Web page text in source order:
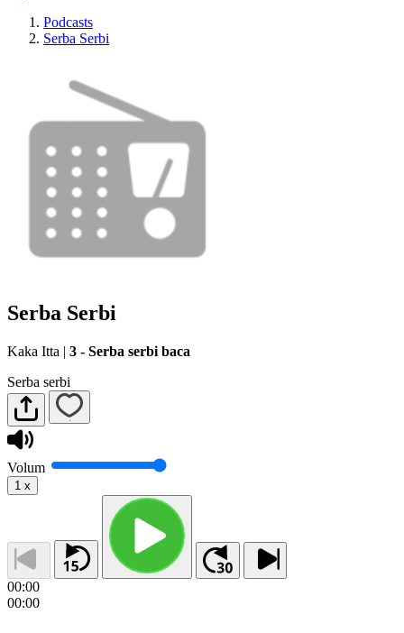
Podcasts
Serba Serbi
Serba Serbi
Kaka Itta | 3 - Serba serbi baca
Serba serbi
Volum
1 x
00:00
00:00